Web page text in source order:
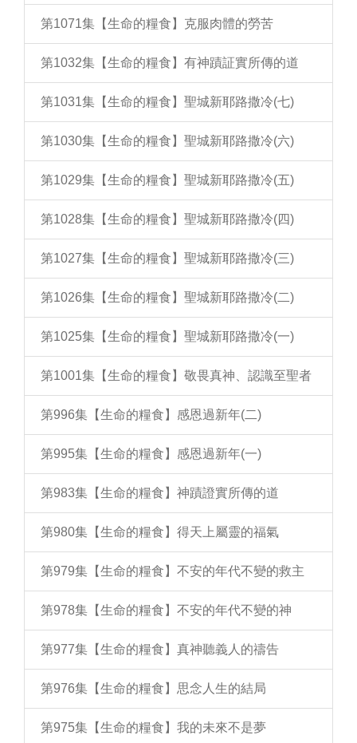
第1071集【生命的糧食】克服肉體的勞苦
第1032集【生命的糧食】有神蹟証實所傳的道
第1031集【生命的糧食】聖城新耶路撒冷(七)
第1030集【生命的糧食】聖城新耶路撒冷(六)
第1029集【生命的糧食】聖城新耶路撒冷(五)
第1028集【生命的糧食】聖城新耶路撒冷(四)
第1027集【生命的糧食】聖城新耶路撒冷(三)
第1026集【生命的糧食】聖城新耶路撒冷(二)
第1025集【生命的糧食】聖城新耶路撒冷(一)
第1001集【生命的糧食】敬畏真神、認識至聖者
第996集【生命的糧食】感恩過新年(二)
第995集【生命的糧食】感恩過新年(一)
第983集【生命的糧食】神蹟證實所傳的道
第980集【生命的糧食】得天上屬靈的福氣
第979集【生命的糧食】不安的年代不變的救主
第978集【生命的糧食】不安的年代不變的神
第977集【生命的糧食】真神聽義人的禱告
第976集【生命的糧食】思念人生的結局
第975集【生命的糧食】我的未來不是夢